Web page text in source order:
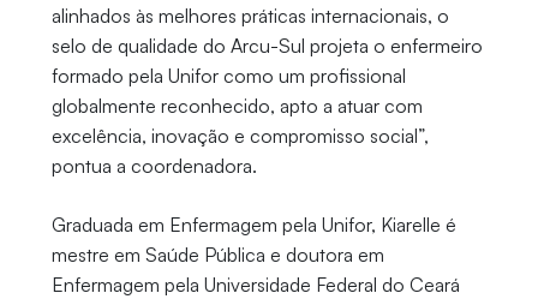
alinhados às melhores práticas internacionais, o
selo de qualidade do Arcu-Sul projeta o enfermeiro
formado pela Unifor como um profissional
globalmente reconhecido, apto a atuar com
excelência, inovação e compromisso social”,
pontua a coordenadora.
Graduada em Enfermagem pela Unifor, Kiarelle é
mestre em Saúde Pública e doutora em
Enfermagem pela Universidade Federal do Ceará